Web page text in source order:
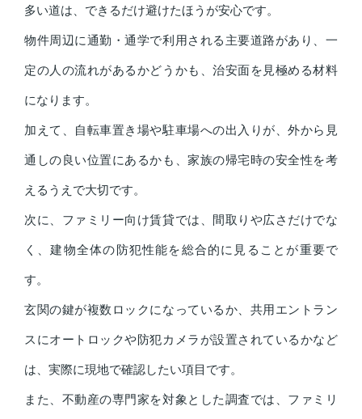
多い道は、できるだけ避けたほうが安心です。
物件周辺に通勤・通学で利用される主要道路があり、一
定の人の流れがあるかどうかも、治安面を見極める材料
になります。
加えて、自転車置き場や駐車場への出入りが、外から見
通しの良い位置にあるかも、家族の帰宅時の安全性を考
えるうえで大切です。
次に、ファミリー向け賃貸では、間取りや広さだけでな
く、建物全体の防犯性能を総合的に見ることが重要で
す。
玄関の鍵が複数ロックになっているか、共用エントラン
スにオートロックや防犯カメラが設置されているかなど
は、実際に現地で確認したい項目です。
また、不動産の専門家を対象とした調査では、ファミリ